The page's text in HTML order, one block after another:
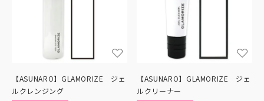
【ASUNARO】GLAMORIZE ジェ
ルクレンジング
【ASUNARO】GLAMORIZE ジェ
ルクリーナー